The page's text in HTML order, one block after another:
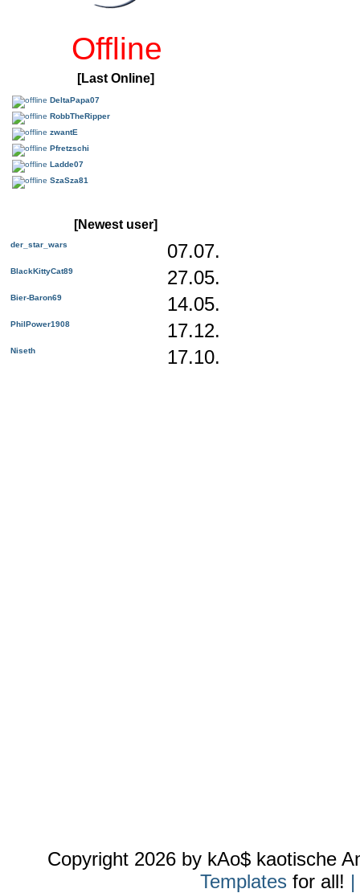
Offline
[Last Online]
DeltaPapa07
RobbTheRipper
zwantE
Pfretzschi
Ladde07
SzaSza81
[Newest user]
der_star_wars 07.07.
BlackKittyCat89 27.05.
Bier-Baron69 14.05.
PhilPower1908 17.12.
Niseth 17.10.
Copyright 2026 by kAo$ kaotische
Templates for all!